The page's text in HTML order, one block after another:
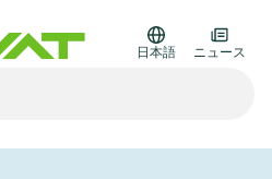
ニュース
日本語